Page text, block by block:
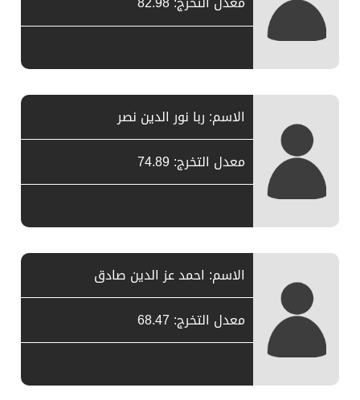
الاسم: ربا نور الدين نصر
معدل التخرج: 74.89
الاسم: احمد عز الدين صادق
معدل التخرج: 68.47